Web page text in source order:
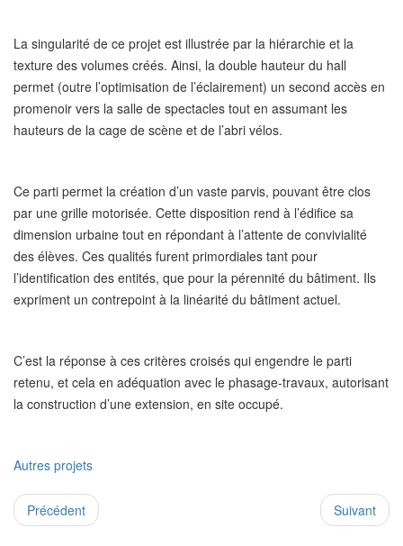
La singularité de ce projet est illustrée par la hiérarchie et la
texture des volumes créés. Ainsi, la double hauteur du hall
permet (outre l’optimisation de l’éclairement) un second accès en
promenoir vers la salle de spectacles tout en assumant les
hauteurs de la cage de scène et de l’abri vélos.
Ce parti permet la création d’un vaste parvis, pouvant être clos
par une grille motorisée. Cette disposition rend à l’édifice sa
dimension urbaine tout en répondant à l’attente de convivialité
des élèves. Ces qualités furent primordiales tant pour
l’identification des entités, que pour la pérennité du bâtiment. Ils
expriment un contrepoint à la linéarité du bâtiment actuel.
C’est la réponse à ces critères croisés qui engendre le parti
retenu, et cela en adéquation avec le phasage-travaux, autorisant
la construction d’une extension, en site occupé.
Autres projets
Précédent Suivant